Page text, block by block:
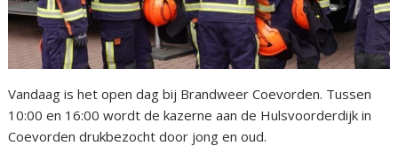
Vandaag is het open dag bij Brandweer Coevorden. Tussen
10:00 en 16:00 wordt de kazerne aan de Hulsvoorderdijk in
Coevorden drukbezocht door jong en oud.